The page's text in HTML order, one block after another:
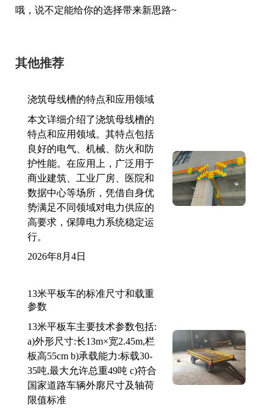
哦，说不定能给你的选择带来新思路~
其他推荐
浇筑母线槽的特点和应用领域
本文详细介绍了浇筑母线槽的
特点和应用领域。其特点包括
良好的电气、机械、防火和防
护性能。在应用上，广泛用于
商业建筑、工业厂房、医院和
数据中心等场所，凭借自身优
势满足不同领域对电力供应的
高要求，保障电力系统稳定运
行。
2026年8月4日
13米平板车的标准尺寸和载重
参数
13米平板车主要技术参数包括:
a)外形尺寸:长13m×宽2.45m,栏
板高55cm b)承载能力:标载30-
35吨,最大允许总重49吨 c)符合
国家道路车辆外廓尺寸及轴荷
限值标准